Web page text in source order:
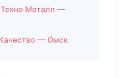
Металл —
— Омск